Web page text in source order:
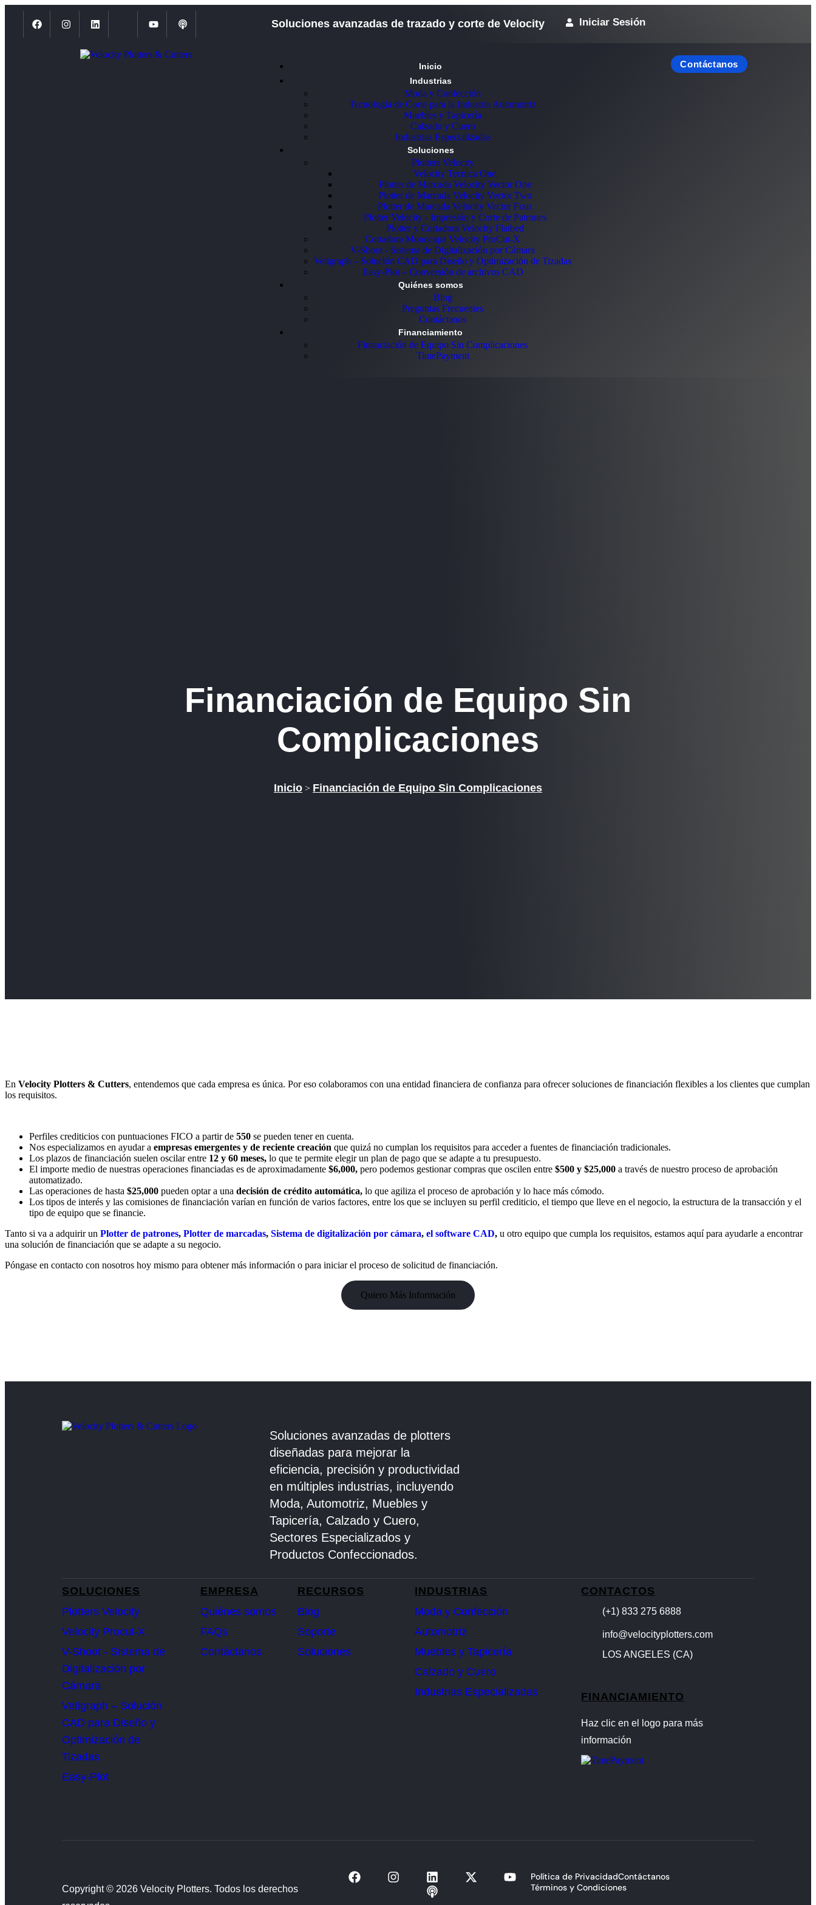
Soluciones avanzadas de trazado y corte de Velocity Iniciar Sesión
Inicio
Industrias
Moda y Confección
Tecnología de Corte para la Industria Automotriz
Muebles y Tapicería
Calzado y Cuero
Industrias Especializadas
Soluciones
Plotters Velocity
Velocity Tecnica One
Plotter de Marcada Velocity Vector One
Plotter de Marcada Velocity Vector Two
Plotter de Marcada Velocity Vector Four
Plotter Velocity - Impresión y Corte de Patrones
Plotter y Cortadora Velocity Flatbed
Cortadora Monocapa Velocity ProCut-X
V-Shoot - Sistema de Digitalización por Cámara
Vetigraph – Solución CAD para Diseño y Optimización de Tizadas
Easy-Plot – Conversión de archivos CAD
Quiénes somos
Blog
Preguntas Frecuentes
Contáctanos
Financiamiento
Financiación de Equipo Sin Complicaciones
TimePayment
Contáctanos
Financiación de Equipo Sin
Complicaciones
Inicio > Financiación de Equipo Sin Complicaciones
En Velocity Plotters & Cutters, entendemos que cada empresa es única. Por eso colaboramos con una entidad financiera de confianza para ofrecer soluciones de financiación flexibles a los clientes que cumplan
los requisitos.
Perfiles crediticios con puntuaciones FICO a partir de 550 se pueden tener en cuenta.
Nos especializamos en ayudar a empresas emergentes y de reciente creación que quizá no cumplan los requisitos para acceder a fuentes de financiación tradicionales.
Los plazos de financiación suelen oscilar entre 12 y 60 meses, lo que te permite elegir un plan de pago que se adapte a tu presupuesto.
El importe medio de nuestras operaciones financiadas es de aproximadamente $6,000, pero podemos gestionar compras que oscilen entre $500 y $25,000 a través de nuestro proceso de aprobación
automatizado.
Las operaciones de hasta $25,000 pueden optar a una decisión de crédito automática, lo que agiliza el proceso de aprobación y lo hace más cómodo.
Los tipos de interés y las comisiones de financiación varían en función de varios factores, entre los que se incluyen su perfil crediticio, el tiempo que lleve en el negocio, la estructura de la transacción y el
tipo de equipo que se financie.
Tanto si va a adquirir un Plotter de patrones, Plotter de marcadas, Sistema de digitalización por cámara, el software CAD, u otro equipo que cumpla los requisitos, estamos aquí para ayudarle a encontrar
una solución de financiación que se adapte a su negocio.
Póngase en contacto con nosotros hoy mismo para obtener más información o para iniciar el proceso de solicitud de financiación.
Quiero Más Información
Soluciones avanzadas de plotters
diseñadas para mejorar la
eficiencia, precisión y productividad
en múltiples industrias, incluyendo
Moda, Automotriz, Muebles y
Tapicería, Calzado y Cuero,
Sectores Especializados y
Productos Confeccionados.
SOLUCIONES
Plotters Velocity
Velocity Procut-X
V-Shoot - Sistema de
Digitalización por
Cámara
Vetigraph – Solución
CAD para Diseño y
Optimización de
Tizadas
Easy-Plot
EMPRESA
Quiénes somos
FAQs
Contáctanos
RECURSOS
Blog
Soporte
Soluciones
INDUSTRIAS
Moda y Confección
Automotriz
Muebles y Tapicería
Calzado y Cuero
Industrias Especializadas
CONTACTOS
(+1) 833 275 6888
info@velocityplotters.com
LOS ANGELES (CA)
FINANCIAMIENTO
Haz clic en el logo para más
información
Copyright © 2026 Velocity Plotters. Todos los derechos
Política de PrivacidadContáctanos
Términos y Condiciones